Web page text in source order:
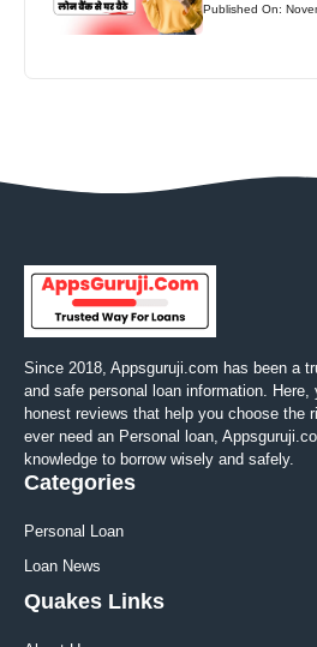
Published On:
Since 2018, Appsguruji.com has been a
and safe personal loan information. Here,
honest reviews that help you choose the
ever need an Personal loan,
knowledge to borrow wisely and safely.
Categories
Personal Loan
Loan News
Quakes Links